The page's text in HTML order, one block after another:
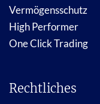
Vermögensschutz
High Performer
One Click Trading
Rechtliches